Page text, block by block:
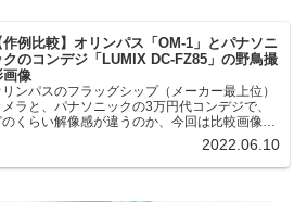
作例比較】オリンパス「OM-1」とパナソニ
クのコンデジ「LUMIX DC-FZ85」の野鳥撮
画像
リンパスのフラッグシップ（メーカー最上位）
メラと、パナソニックの3万円代コンデジで、
のくらい解像感が違うのか、今回は比較画像を
介します。私はコンデジを愛用しているのです
、相棒がオリンパス「OM-1」を使い始めたと
、同じ被写体で...
2022.06.10